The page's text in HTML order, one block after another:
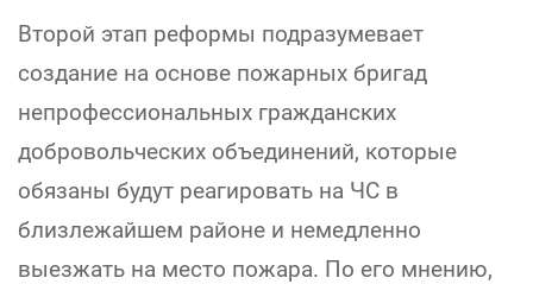
Второй этап реформы подразумевает
создание на основе пожарных бригад
непрофессиональных гражданских
добровольческих объединений, которые
обязаны будут реагировать на ЧС в
близлежайшем районе и немедленно
выезжать на место пожара. По его мнению,